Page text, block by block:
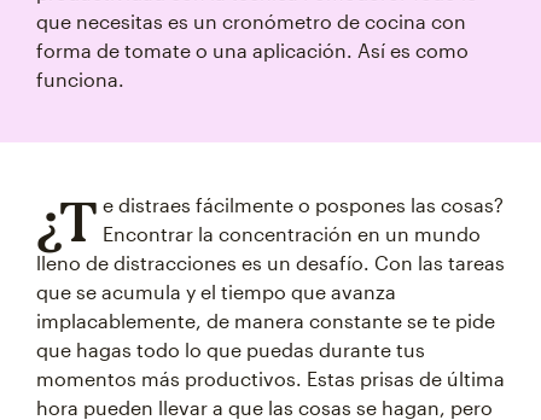
que necesitas es un cronómetro de cocina con
forma de tomate o una aplicación. Así es como
funciona.
¿T e distraes fácilmente o pospones las cosas?
Encontrar la concentración en un mundo
lleno de distracciones es un desafío. Con las tareas
que se acumula y el tiempo que avanza
implacablemente, de manera constante se te pide
que hagas todo lo que puedas durante tus
momentos más productivos. Estas prisas de última
hora pueden llevar a que las cosas se hagan, pero